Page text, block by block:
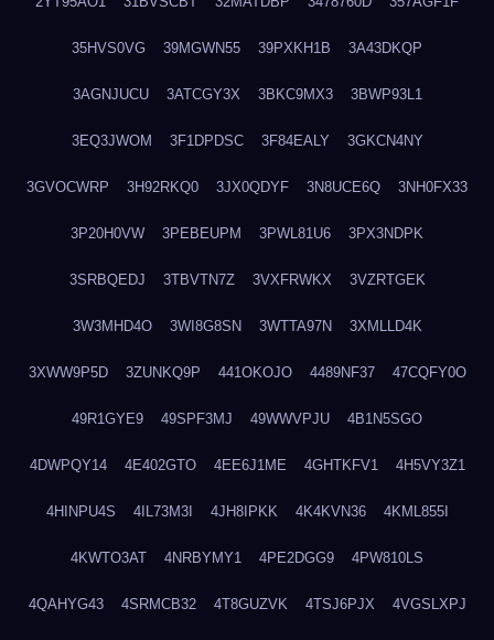
35HVS0VG 39MGWN55 39PXKH1B 3A43DKQP
3AGNJUCU 3ATCGY3X 3BKC9MX3 3BWP93L1
3EQ3JWOM 3F1DPDSC 3F84EALY 3GKCN4NY
3GVOCWRP 3H92RKQ0 3JX0QDYF 3N8UCE6Q 3NH0FX33
3P20H0VW 3PEBEUPM 3PWL81U6 3PX3NDPK
3SRBQEDJ 3TBVTN7Z 3VXFRWKX 3VZRTGEK
3W3MHD4O 3WI8G8SN 3WTTA97N 3XMLLD4K
3XWW9P5D 3ZUNKQ9P 441OKOJO 4489NF37 47CQFY0O
49R1GYE9 49SPF3MJ 49WWVPJU 4B1N5SGO
4DWPQY14 4E402GTO 4EE6J1ME 4GHTKFV1 4H5VY3Z1
4HINPU4S 4IL73M3I 4JH8IPKK 4K4KVN36 4KML855I
4KWTO3AT 4NRBYMY1 4PE2DGG9 4PW810LS
4QAHYG43 4SRMCB32 4T8GUZVK 4TSJ6PJX 4VGSLXPJ